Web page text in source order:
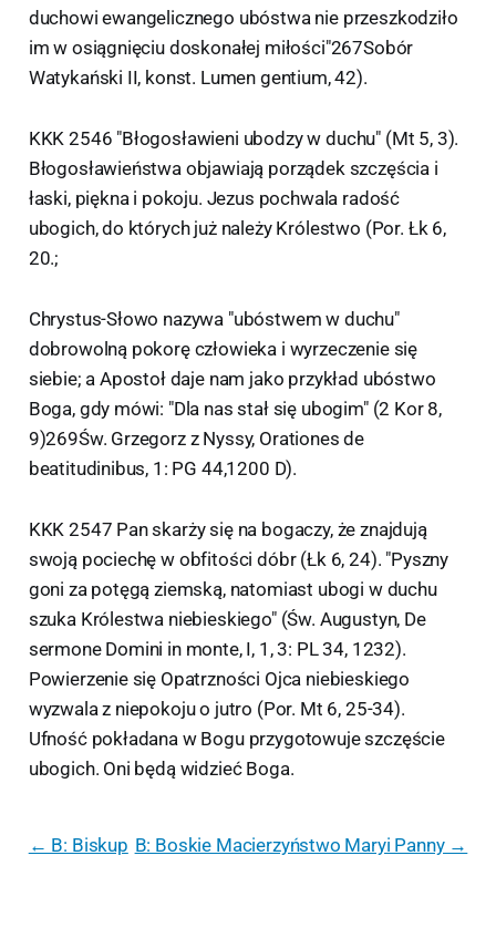
duchowi ewangelicznego ubóstwa nie przeszkodziło
im w osiągnięciu doskonałej miłości"267Sobór
Watykański II, konst. Lumen gentium, 42).
KKK 2546 "Błogosławieni ubodzy w duchu" (Mt 5, 3).
Błogosławieństwa objawiają porządek szczęścia i
łaski, piękna i pokoju. Jezus pochwala radość
ubogich, do których już należy Królestwo (Por. Łk 6,
20.;
Chrystus-Słowo nazywa "ubóstwem w duchu"
dobrowolną pokorę człowieka i wyrzeczenie się
siebie; a Apostoł daje nam jako przykład ubóstwo
Boga, gdy mówi: "Dla nas stał się ubogim" (2 Kor 8,
9)269Św. Grzegorz z Nyssy, Orationes de
beatitudinibus, 1: PG 44,1200 D).
KKK 2547 Pan skarży się na bogaczy, że znajdują
swoją pociechę w obfitości dóbr (Łk 6, 24). "Pyszny
goni za potęgą ziemską, natomiast ubogi w duchu
szuka Królestwa niebieskiego" (Św. Augustyn, De
sermone Domini in monte, I, 1, 3: PL 34, 1232).
Powierzenie się Opatrzności Ojca niebieskiego
wyzwala z niepokoju o jutro (Por. Mt 6, 25-34).
Ufność pokładana w Bogu przygotowuje szczęście
ubogich. Oni będą widzieć Boga.
← B: Biskup B: Boskie Macierzyństwo Maryi Panny →